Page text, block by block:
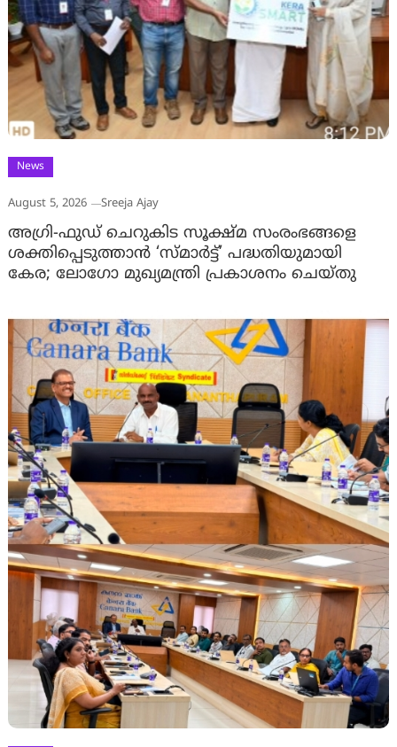
News
August 5, 2026 Sreeja Ajay
അഗ്രി-ഫുഡ് ചെറുകിട സൂക്ഷ്മ സംരംഭങ്ങളെ
ശക്തിപ്പെടുത്താന്‍ ‘സ്മാര്‍ട്ട്’ പദ്ധതിയുമായി
കേര; ലോഗോ മുഖ്യമന്ത്രി പ്രകാശനം ചെയ്തു